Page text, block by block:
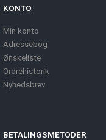
KONTO
Min konto
Adressebog
Ønskeliste
Ordrehistorik
Nyhedsbrev
BETALINGSMETODER